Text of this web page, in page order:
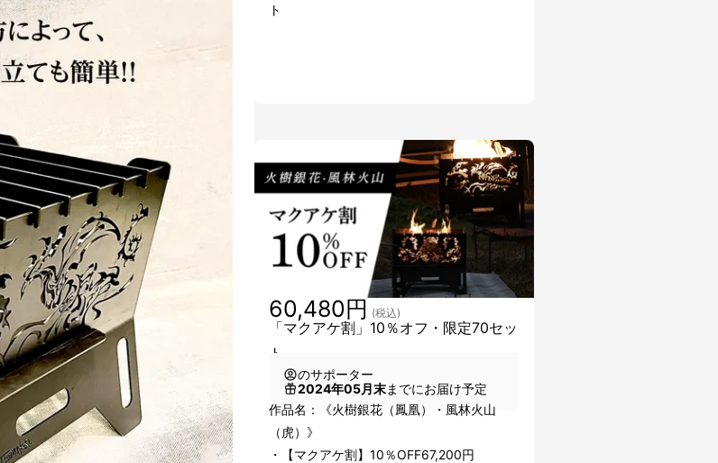
ト
「マクアケ割」10％オフ・限定70セッ
ト
60,480円 (税込)
のサポーター
2024年05月末までにお届け予定
作品名：《火樹銀花（鳳凰）・風林火山
（虎）》
・【マクアケ割】10％OFF67,200円